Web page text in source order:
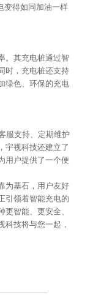
变得如同加油一样
。其充电桩通过智
时，充电桩还支持
绿色、环保的充电
服支持、定期维护
宇视科技还建立了
用户提供了一个便
为基石，用户友好
引领着智能充电的
智能、更安全、
科技将与您一起，